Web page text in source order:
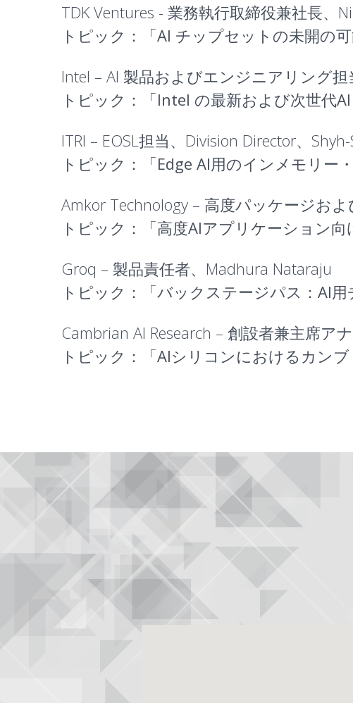
TDK Ventures - 業務執行取締役兼社長、
トピック：「AI チップセットの未開の
Intel – AI 製品およびエンジニアリング担
トピック：「Intel の最新および次世代
ITRI – EOSL担当、Division Director、
トピック：「Edge AI用のインメモリー
Amkor Technology – 高度パッケージお
トピック：「高度AIアプリケーション
Groq – 製品責任者、Madhura Nataraju
トピック：「バックステージパス：AI用
Cambrian AI Research – 創設者兼主席ア
トピック：「AIシリコンにおけるカン